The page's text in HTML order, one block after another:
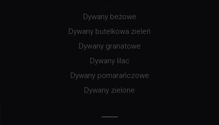
Dywany beżowe
Dywany butelkowa zieleń
Dywany granatowe
Dywany lilac
Dywany pomarańczowe
Dywany zielone